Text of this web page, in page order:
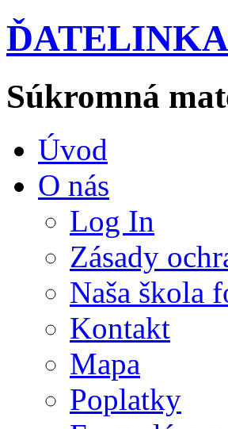
ĎATELINKA
Súkromná
Úvod
O nás
Log In
Zásady
Naša škola
Kontakt
Mapa
Poplatky